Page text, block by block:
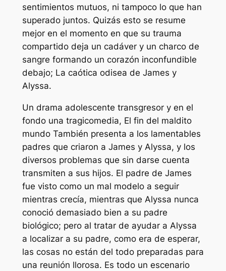
sentimientos mutuos, ni tampoco lo que han
superado juntos. Quizás esto se resume
mejor en el momento en que su trauma
compartido deja un cadáver y un charco de
sangre formando un corazón inconfundible
debajo; La caótica odisea de James y
Alyssa.
Un drama adolescente transgresor y en el
fondo una tragicomedia, El fin del maldito
mundoTambién presenta a los lamentables
padres que criaron a James y Alyssa, y los
diversos problemas que sin darse cuenta
transmiten a sus hijos. El padre de James
fue visto como un mal modelo a seguir
mientras crecía, mientras que Alyssa nunca
conoció demasiado bien a su padre
biológico; pero al tratar de ayudar a Alyssa
a localizar a su padre, como era de esperar,
las cosas no están del todo preparadas para
una reunión llorosa. Es todo un escenario